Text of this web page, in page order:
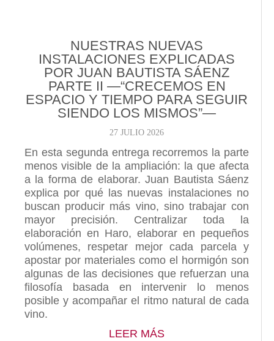
NUESTRAS NUEVAS
INSTALACIONES EXPLICADAS
POR JUAN BAUTISTA SÁENZ
PARTE II —“CRECEMOS EN
ESPACIO Y TIEMPO PARA SEGUIR
SIENDO LOS MISMOS”—
27 JULIO 2026
En esta segunda entrega recorremos la parte
menos visible de la ampliación: la que afecta
a la forma de elaborar. Juan Bautista Sáenz
explica por qué las nuevas instalaciones no
buscan producir más vino, sino trabajar con
mayor precisión. Centralizar toda la
elaboración en Haro, elaborar en pequeños
volúmenes, respetar mejor cada parcela y
apostar por materiales como el hormigón son
algunas de las decisiones que refuerzan una
filosofía basada en intervenir lo menos
posible y acompañar el ritmo natural de cada
vino.
LEER MÁSABOUT NUESTRAS